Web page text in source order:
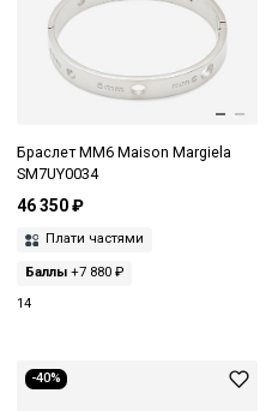
Браслет MM6 Maison Margiela
SM7UY0034
46 350 ₽
Плати частями
Баллы +7 880 ₽
14
-40%